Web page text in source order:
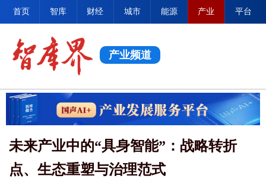
首页 智库 财经 城市 能源 产业 平台
产业频道
未来产业中的“具身智能”：战略转折
点、生态重塑与治理范式